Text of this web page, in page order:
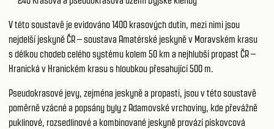
V této soustavě je evidováno 1400 krasových dutin, mezi nimi jsou
nejdelší jeskyně ČR – soustava Amatérské jeskyně v Moravském krasu
s délkou chodeb celého systému kolem 50 km a nejhlubší propast ČR –
Hranická v Hranickém krasu s hloubkou přesahující 500 m.
Pseudokrasové jevy, zejména jeskyně a propasti, jsou v této soustavě
poměrně vzácné a popsány byly z Adamovské vrchoviny, kde převážně
puklinové, rozsedlinové a kombinované jeskyně provází pískovcová